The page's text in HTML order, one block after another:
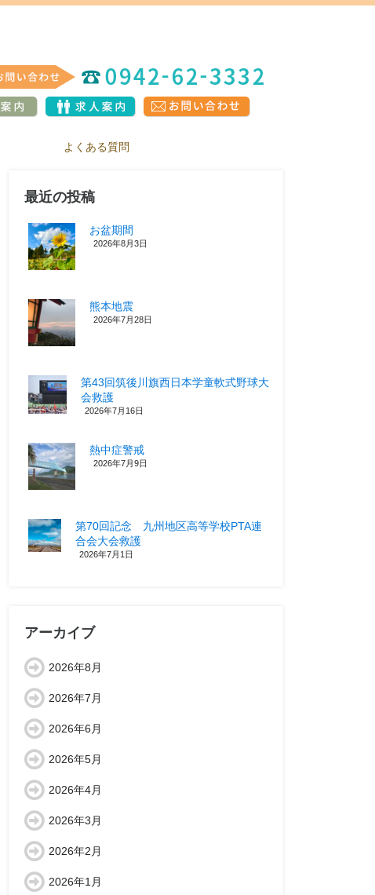
よくある質問
最近の投稿
お盆期間
2026年8月3日
熊本地震
2026年7月28日
第43回筑後川旗西日本学童軟式野球大
会救護
2026年7月16日
熱中症警戒
2026年7月9日
第70回記念 九州地区高等学校PTA連
合会大会救護
2026年7月1日
アーカイブ
2026年8月
2026年7月
2026年6月
2026年5月
2026年4月
2026年3月
2026年2月
2026年1月